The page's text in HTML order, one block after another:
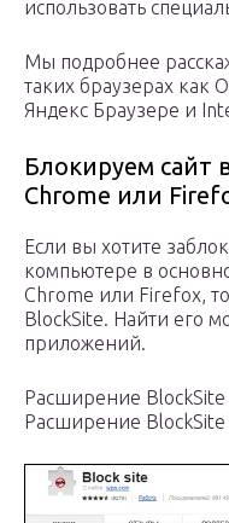
использовать
Мы подробнее
таких браузерах как
Яндекс Браузере и
Блокируем сайт
Chrome или
Если вы хотите
компьютере в
Chrome или Firefox,
BlockSite. Найти его
приложений.
Расширение BlockSite
Расширение